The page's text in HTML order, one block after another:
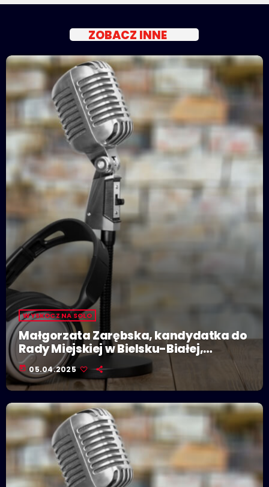
ZOBACZ INNE
WYSKOCZ NA SOLO
Małgorzata Zarębska, kandydatka do
Rady Miejskiej w Bielsku-Białej,
kandydatka na prezydenta Bielska-
Białej (KWW Zarębska i Niezależni.BB)
today 05.04.2025